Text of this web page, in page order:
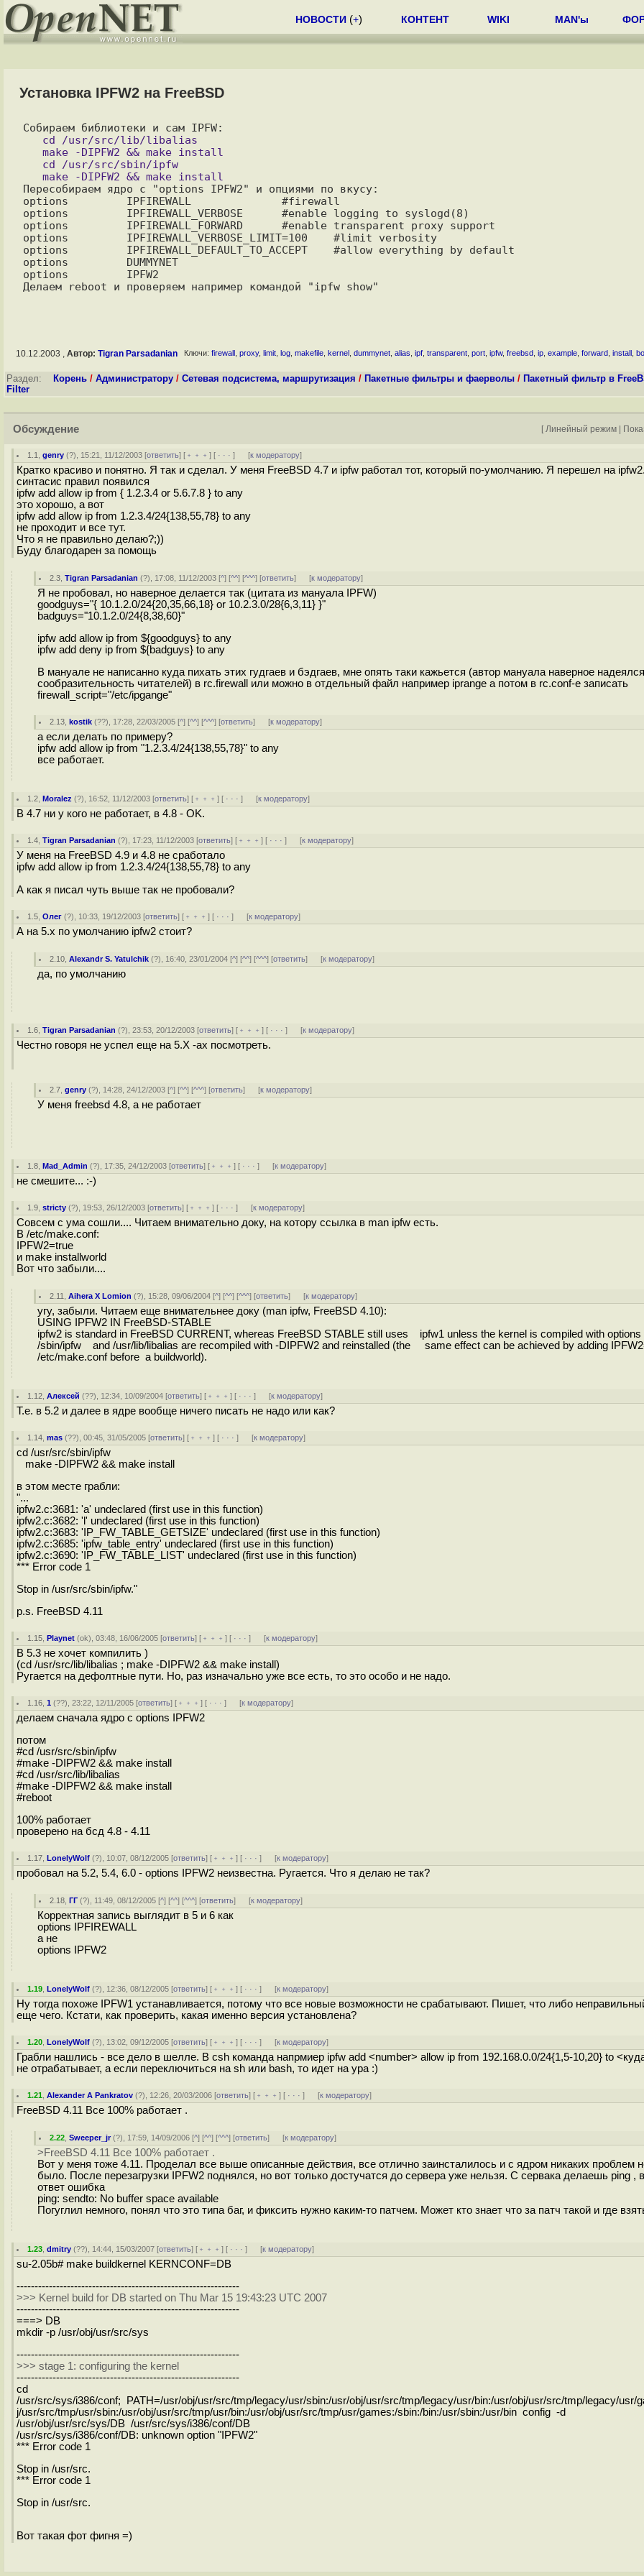
НОВОСТИ (+) КОНТЕНТ WIKI MAN'ы
Установка IPFW2 на FreeBSD
Пересобираем ядро с "options IPFW2" и опциями по вкусу:
options         IPFIREWALL              #firewall
options         IPFIREWALL_VERBOSE      #enable logging to syslogd(8)
options         IPFIREWALL_FORWARD      #enable transparent proxy support
options         IPFIREWALL_VERBOSE_LIMIT=100    #limit verbosity
options         IPFIREWALL_DEFAULT_TO_ACCEPT    #allow everything by default
options         DUMMYNET
options         IPFW2
10.12.2003 , Автор: Tigran Parsadanian Ключи: firewall proxy, limit log makefile kernel dummynet alias ipf transparent port ipfw, freebsd ip example forward install
Раздел: Корень / Администратору / Сетевая подсистема, маршрутизация / Пакетные фильтры и фаерволы / Пакетный фильтр в
Filter
Обсуждение [ Линейный режим |
1.1 ,genry (?), 15:21, 11/12/2003 [ответить] [ ﹢﹢﹢] [ · · ·] [к модератору]
Кратко красиво и понятно. Я так и сделал. У меня FreeBSD 4.7 и ipfw работал тот, который по-умолчанию. Я перешел на
синтасис правил появился
ipfw add allow ip from { 1.2.3.4 or 5.6.7.8 } to any
это хорошо, а вот
ipfw add allow ip from 1.2.3.4/24{138,55,78} to any
не проходит и все тут.
Что я не правильно делаю?;))
Буду благодарен за помощь
2.3 ,Tigran Parsadanian (?), 17:08, 11/12/2003 [^] [^^] [^^^] [ответить] [к модератору]
Я не пробовал, но наверное делается так (цитата из мануала IPFW)
goodguys="{ 10.1.2.0/24{20,35,66,18} or 10.2.3.0/28{6,3,11} }"
badguys="10.1.2.0/24{8,38,60}"
ipfw add allow ip from ${goodguys} to any
ipfw add deny ip from ${badguys} to any
В мануале не написанно куда пихать этих гудгаев и бэдгаев, мне опять таки кажьется (автор мануала наверное
сообразительность читателей) в rc.firewall или можно в отдельный файл например iprange а потом в rc.conf-е записать
firewall_script="/etc/ipgange"
2.13 ,kostik (??), 17:28, 22/03/2005 [^] [^^] [^^^] [ответить] [к модератору]
а если делать по примеру?
ipfw add allow ip from "1.2.3.4/24{138,55,78}" to any
все работает.
1.2 ,Moralez (?), 16:52, 11/12/2003 [ответить] [ ﹢﹢﹢] [ · · ·] [к модератору]
В 4.7 ни у кого не работает, в 4.8 - OK.
1.4 ,Tigran Parsadanian (?), 17:23, 11/12/2003 [ответить] [ ﹢﹢﹢] [ · · ·] [к модератору]
У меня на FreeBSD 4.9 и 4.8 не сработало
ipfw add allow ip from 1.2.3.4/24{138,55,78} to any
А как я писал чуть выше так не пробовали?
1.5 ,Олег (?), 10:33, 19/12/2003 [ответить] [ ﹢﹢﹢] [ · · ·] [к модератору]
А на 5.х по умолчанию ipfw2 cтоит?
2.10 ,Alexandr S. Yatulchik (?), 16:40, 23/01/2004 [^] [^^] [^^^] [ответить] [к модератору]
да, по умолчанию
1.6 ,Tigran Parsadanian (?), 23:53, 20/12/2003 [ответить] [ ﹢﹢﹢] [ · · ·] [к модератору]
Честно говоря не успел еще на 5.X -ах посмотреть.
2.7 ,genry (?), 14:28, 24/12/2003 [^] [^^] [^^^] [ответить] [к модератору]
У меня freebsd 4.8, а не работает
1.8 ,Mad_Admin (?), 17:35, 24/12/2003 [ответить] [ ﹢﹢﹢] [ · · ·] [к модератору]
не смешите... :-)
1.9 ,stricty (?), 19:53, 26/12/2003 [ответить] [ ﹢﹢﹢] [ · · ·] [к модератору]
Совсем с ума сошли.... Читаем внимательно доку, на котору ссылка в man ipfw есть.
В /etc/make.conf:
IPFW2=true
и make installworld
Вот что забыли....
2.11 ,Aihera X Lomion (?), 15:28, 09/06/2004 [^] [^^] [^^^] [ответить] [к модератору]
угу, забыли. Читаем еще внимательнее доку (man ipfw, FreeBSD 4.10):
USING IPFW2 IN FreeBSD-STABLE
ipfw2 is standard in FreeBSD CURRENT, whereas FreeBSD STABLE still uses ipfw1 unless the kernel is compiled with options
/sbin/ipfw and /usr/lib/libalias are recompiled with -DIPFW2 and reinstalled (the same effect can be achieved by adding
/etc/make.conf before a buildworld).
1.12 ,Алексей (??), 12:34, 10/09/2004 [ответить] [ ﹢﹢﹢] [ · · ·] [к модератору]
Т.е. в 5.2 и далее в ядре вообще ничего писать не надо или как?
1.14 ,mas (??), 00:45, 31/05/2005 [ответить] [ ﹢﹢﹢] [ · · ·] [к модератору]
cd /usr/src/sbin/ipfw
make -DIPFW2 && make install
в этом месте грабли:
"...
ipfw2.c:3681: 'a' undeclared (first use in this function)
ipfw2.c:3682: 'l' undeclared (first use in this function)
ipfw2.c:3683: 'IP_FW_TABLE_GETSIZE' undeclared (first use in this function)
ipfw2.c:3685: 'ipfw_table_entry' undeclared (first use in this function)
ipfw2.c:3690: 'IP_FW_TABLE_LIST' undeclared (first use in this function)
*** Error code 1
Stop in /usr/src/sbin/ipfw."
p.s. FreeBSD 4.11
1.15 ,Playnet (ok), 03:48, 16/06/2005 [ответить] [ ﹢﹢﹢] [ · · ·] [к модератору]
В 5.3 не хочет компилить )
(cd /usr/src/lib/libalias ; make -DIPFW2 && make install)
Ругается на дефолтные пути. Но, раз изначально уже все есть, то это особо и не надо.
1.16 ,1 (??), 23:22, 12/11/2005 [ответить] [ ﹢﹢﹢] [ · · ·] [к модератору]
делаем сначала ядро с options IPFW2
потом
#cd /usr/src/sbin/ipfw
#make -DIPFW2 && make install
#cd /usr/src/lib/libalias
#make -DIPFW2 && make install
#reboot
100% работает
проверено на бсд 4.8 - 4.11
1.17 ,LonelyWolf (?), 10:07, 08/12/2005 [ответить] [ ﹢﹢﹢] [ · · ·] [к модератору]
пробовал на 5.2, 5.4, 6.0 - options IPFW2 неизвестна. Ругается. Что я делаю не так?
2.18 ,ГГ (?), 11:49, 08/12/2005 [^] [^^] [^^^] [ответить] [к модератору]
Корректная запись выглядит в 5 и 6 как
options IPFIREWALL
а не
options IPFW2
1.19 ,LonelyWolf (?), 12:36, 08/12/2005 [ответить] [ ﹢﹢﹢] [ · · ·] [к модератору]
Ну тогда похоже IPFW1 устанавливается, потому что все новые возможности не срабатывают. Пишет, что либо
еще чего. Кстати, как проверить, какая именно версия установлена?
1.20 ,LonelyWolf (?), 13:02, 09/12/2005 [ответить] [ ﹢﹢﹢] [ · · ·] [к модератору]
Грабли нашлись - все дело в шелле. В csh команда напрмиер ipfw add <number> allow ip from 192.168.0.0/24{1,5-10,20} to
не отрабатывает, а если переключиться на sh или bash, то идет на ура :)
1.21 ,Alexander A Pankratov (?), 12:26, 20/03/2006 [ответить] [ ﹢﹢﹢] [ · · ·] [к модератору]
FreeBSD 4.11 Все 100% работает .
2.22 ,Sweeper_jr(?), 17:59, 14/09/2006 [^] [^^] [^^^] [ответить] [к модератору]
>FreeBSD 4.11 Все 100% работает .
Вот у меня тоже 4.11. Проделал все выше описанные действия, все отлично заинсталилось и с ядром никаких проблем
было. После перезагрузки IPFW2 поднялся, но вот только достучатся до сервера уже нельзя. С сервака делаешь ping , в
ответ ошибка
ping: sendto: No buffer space available
Погуглил немного, понял что это типа баг, и фиксить нужно каким-то патчем. Может кто знает что за патч такой и где
1.23 ,dmitry (??), 14:44, 15/03/2007 [ответить] [ ﹢﹢﹢] [ · · ·] [к модератору]
su-2.05b# make buildkernel KERNCONF=DB
--------------------------------------------------------------
>>> Kernel build for DB started on Thu Mar 15 19:43:23 UTC 2007
--------------------------------------------------------------
===> DB
mkdir -p /usr/obj/usr/src/sys
--------------------------------------------------------------
>>> stage 1: configuring the kernel
--------------------------------------------------------------
cd
/usr/src/sys/i386/conf; PATH=/usr/obj/usr/src/tmp/legacy/usr/sbin:/usr/obj/usr/src/tmp/legacy/usr/bin:/usr/obj/usr/src/tmp/legacy/usr/
j/usr/src/tmp/usr/sbin:/usr/obj/usr/src/tmp/usr/bin:/usr/obj/usr/src/tmp/usr/games:/sbin:/bin:/usr/sbin:/usr/bin config -d
/usr/obj/usr/src/sys/DB /usr/src/sys/i386/conf/DB
/usr/src/sys/i386/conf/DB: unknown option "IPFW2"
*** Error code 1
Stop in /usr/src.
*** Error code 1
Stop in /usr/src.
Вот такая фот фигня =)